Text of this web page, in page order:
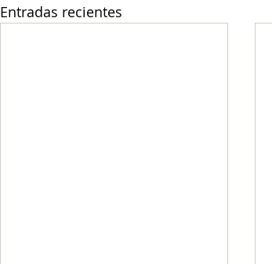
Entradas recientes